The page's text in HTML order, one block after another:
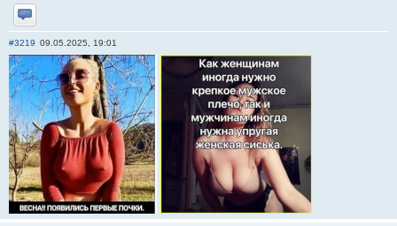
Отправить личное сообщение
#3219 09.05.2025, 19:01